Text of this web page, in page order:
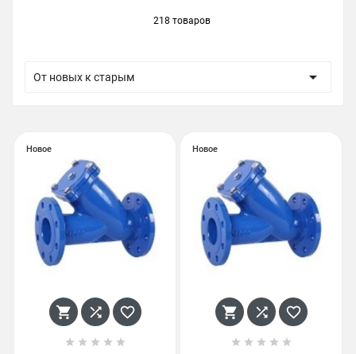
218 товаров
От новых к старым 
Новое
  
    
Новое
  
    